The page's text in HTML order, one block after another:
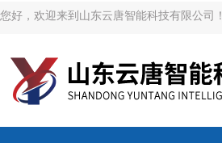
您好，欢迎来到山东云唐智能科技有限公司！